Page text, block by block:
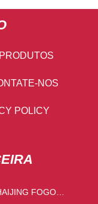
PRODUTOS
NOS
POLICY